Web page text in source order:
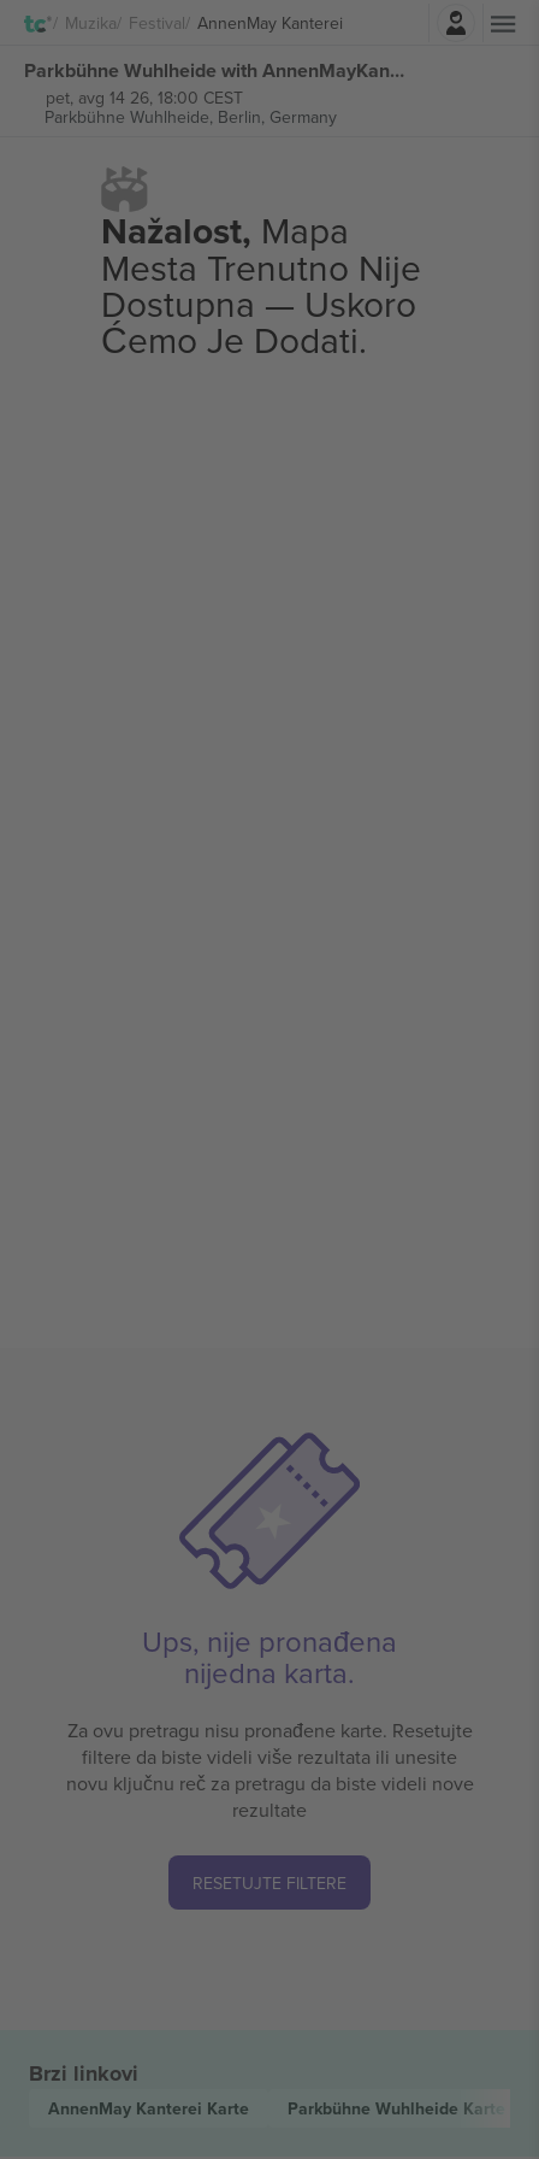
Muzika Festival AnnenMay Kanterei
Najavite se
Parkbühne Wuhlheide with AnnenMayKantereit karte
pet, avg 14 26, 18:00 CEST
Parkbühne Wuhlheide, Berlin, Germany
Nažalost, Mapa
Mesta Trenutno Nije
Dostupna — Uskoro
Ćemo Je Dodati.
Ups, nije pronađena
nijedna karta.
Za ovu pretragu nisu pronađene karte. Resetujte
filtere da biste videli više rezultata ili unesite
novu ključnu reč za pretragu da biste videli nove
rezultate
RESETUJTE FILTERE
Brzi linkovi
AnnenMay Kanterei Karte Parkbühne Wuhlheide Karte